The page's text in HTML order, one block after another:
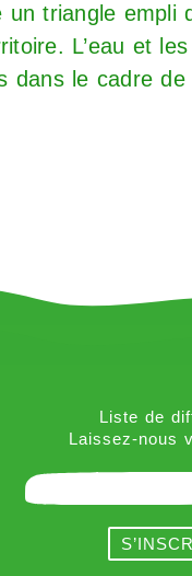
triangle empli
L’eau et
dans le cadre
Liste de
Laissez-nous